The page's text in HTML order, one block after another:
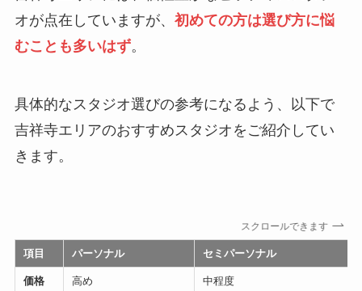
オが点在していますが、 初めての方は選び方に悩
むことも多いはず。
具体的なスタジオ選びの参考になるよう、以下で
吉祥寺エリアのおすすめスタジオをご紹介してい
きます。
スクロールできます
項目 パーソナル セミパーソナル
価格
高め
中程度